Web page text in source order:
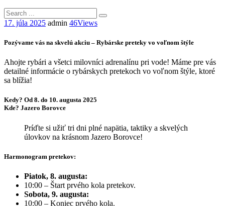
17. júla 2025 admin 46Views
Pozývame vás na skvelú akciu – Rybárske preteky vo voľnom štýle
Ahojte rybári a všetci milovníci adrenalínu pri vode! Máme pre vás
detailné informácie o rybárskych pretekoch vo voľnom štýle, ktoré
sa blížia!
Kedy? Od 8. do 10. augusta 2025
Kde? Jazero Borovce
Príďte si užiť tri dni plné napätia, taktiky a skvelých
úlovkov na krásnom Jazero Borovce!
Harmonogram pretekov:
Piatok, 8. augusta:
10:00 – Štart prvého kola pretekov.
Sobota, 9. augusta:
10:00 – Koniec prvého kola.